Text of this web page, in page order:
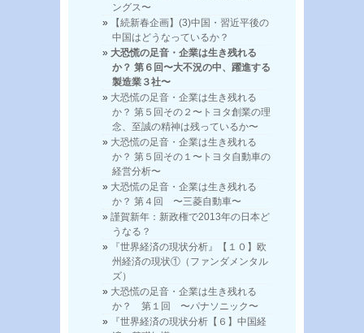
ングス〜
【続新春企画】(3)中国・習近平後の
中国はどうなっているか？
大恐慌の足音・企業は生き残れる
か？ 第６回〜大不況の中、躍進する
製造業３社〜
大恐慌の足音・企業は生き残れる
か？ 第５回その２〜トヨタ創業の理
念、至誠の精神は残っているか〜
大恐慌の足音・企業は生き残れる
か？ 第５回その１〜トヨタ自動車の
経営分析〜
大恐慌の足音・企業は生き残れる
か？ 第４回 〜三菱自動車〜
謹賀新年：新政権で2013年の日本ど
うなる？
『世界経済の現状分析』【１０】欧
州経済の現状①（ファンダメンタル
ズ）
大恐慌の足音・企業は生き残れる
か？ 第１回 〜パナソニック〜
『世界経済の現状分析【６】中国経